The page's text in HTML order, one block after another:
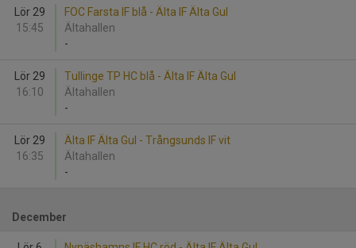
Lör 29
15:45
FOC Farsta IF blå - Älta IF Älta Gul
Ältahallen
-
Lör 29
16:10
Tullinge TP HC blå - Älta IF Älta Gul
Ältahallen
-
Lör 29
16:35
Älta IF Älta Gul - Trångsunds IF vit
Ältahallen
-
December